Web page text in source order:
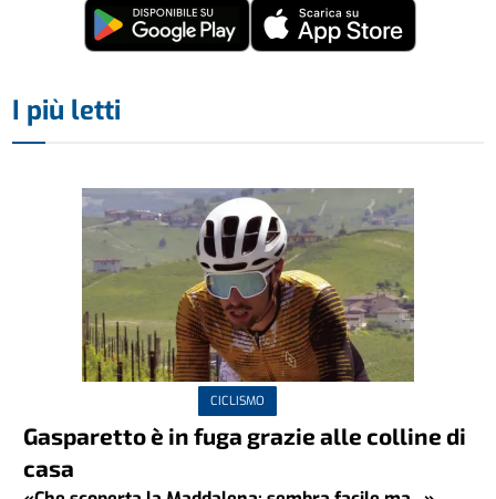
I più letti
CICLISMO
Gasparetto è in fuga grazie alle colline di
casa